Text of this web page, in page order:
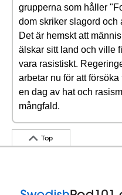
grupperna som håller
dom skriker slagord och
Det är hemskt att
älskar sitt land och ville
vara rasistiskt.
arbetar nu för att
en dag av hat och
mångfald.
Top